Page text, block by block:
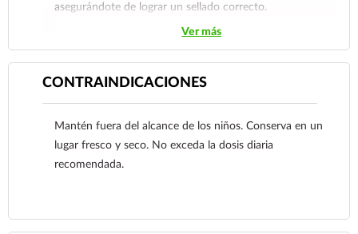
asegurándote de lograr un sellado correcto.
4. Exhala y presione el inhalador una vez al iniciar una
Mantén la máscara en su lugar e inhala y exhala a
5. Sigue las instrucciones del inhalador sobre el tiempo
de espera antes de repetir la dosis.
Ver más
CONTRAINDICACIONES
Mantén fuera del alcance de los niños. Conserva en un
lugar fresco y seco. No exceda la dosis diaria
recomendada.